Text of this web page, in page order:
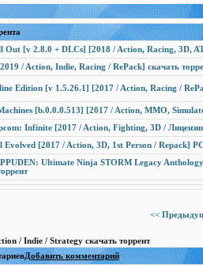
Out [v 2.8.0 + DLCs] [2018 / Action, Racing, 3D,
/ Action, Indie, Racing / RePack] скачать
Edition [v 1.5.26.1] [2017 / Action, Racing /
[b.0.0.0.513] [2017 / Action, MMO,
Infinite [2017 / Action, Fighting, 3D /
[2017 / Action, 3D, 1st Person / Repack]
Ultimate Ninja STORM Legacy
<<
/ Indie / Strategy скачать торрент
Добавить комментарий